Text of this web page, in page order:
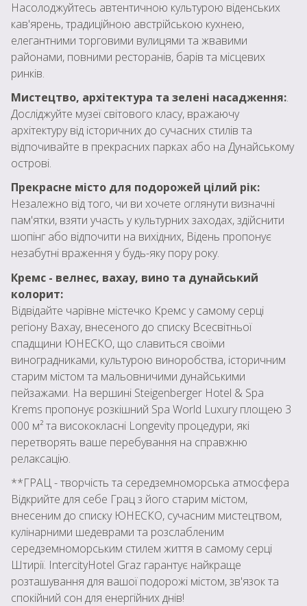
Насолоджуйтесь автентичною культурою віденських
кав'ярень, традиційною австрійською кухнею,
елегантними торговими вулицями та жвавими
районами, повними ресторанів, барів та місцевих
ринків.
Мистецтво, архітектура та зелені насадження:.
Досліджуйте музеї світового класу, вражаючу
архітектуру від історичних до сучасних стилів та
відпочивайте в прекрасних парках або на Дунайському
острові.
Прекрасне місто для подорожей цілий рік:
Незалежно від того, чи ви хочете оглянути визначні
пам'ятки, взяти участь у культурних заходах, здійснити
шопінг або відпочити на вихідних, Відень пропонує
незабутні враження у будь-яку пору року.
Кремс - велнес, вахау, вино та дунайський
колорит:
Відвідайте чарівне містечко Кремс у самому серці
регіону Вахау, внесеного до списку Всесвітньої
спадщини ЮНЕСКО, що славиться своїми
виноградниками, культурою виноробства, історичним
старим містом та мальовничими дунайськими
пейзажами. На вершині Steigenberger Hotel & Spa
Krems пропонує розкішний Spa World Luxury площею 3
000 м² та висококласні Longevity процедури, які
перетворять ваше перебування на справжню
релаксацію.
**ГРАЦ - творчість та середземноморська атмосфера
Відкрийте для себе Грац з його старим містом,
внесеним до списку ЮНЕСКО, сучасним мистецтвом,
кулінарними шедеврами та розслабленим
середземноморським стилем життя в самому серці
Штирії. IntercityHotel Graz гарантує найкраще
розташування для вашої подорожі містом, зв'язок та
спокійний сон для енергійних днів!